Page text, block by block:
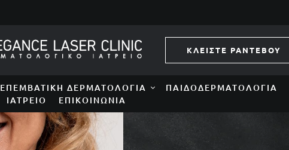
ΚΛΕΙΣΤΕ ΡΑΝΤΕΒΟΥ
ΕΠΕΜΒΑΤΙΚΉ ΔΕΡΜΑΤΟΛΟΓΊΑ ΠΑΙΔΟΔΕΡΜΑΤΟΛΟΓΊΑ
ΙΑΤΡΕΊΟ
ΕΠΙΚΟΙΝΩΝΊΑ